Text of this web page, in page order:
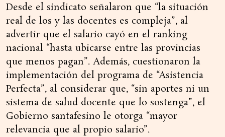
Desde el sindicato señalaron que “la situación
real de los y las docentes es compleja”, al
advertir que el salario cayó en el ranking
nacional “hasta ubicarse entre las provincias
que menos pagan”. Además, cuestionaron la
implementación del programa de “Asistencia
Perfecta”, al considerar que, “sin aportes ni un
sistema de salud docente que lo sostenga”, el
Gobierno santafesino le otorga “mayor
relevancia que al propio salario”.